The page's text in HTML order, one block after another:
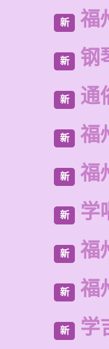
新 福
新 钢
新 通
新 福
新 福
新 学
新 福
新 福
新 学